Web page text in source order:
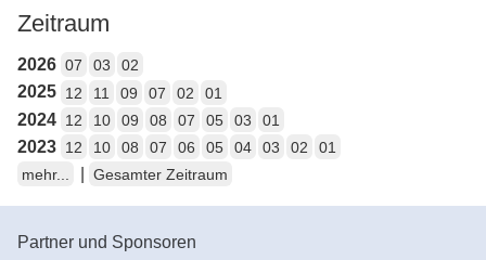
Zeitraum
2026 07 03 02
2025 12 11 09 07 02 01
2024 12 10 09 08 07 05 03 01
2023 12 10 08 07 06 05 04 03 02
01
mehr...
Gesamter Zeitraum
Partner und Sponsoren